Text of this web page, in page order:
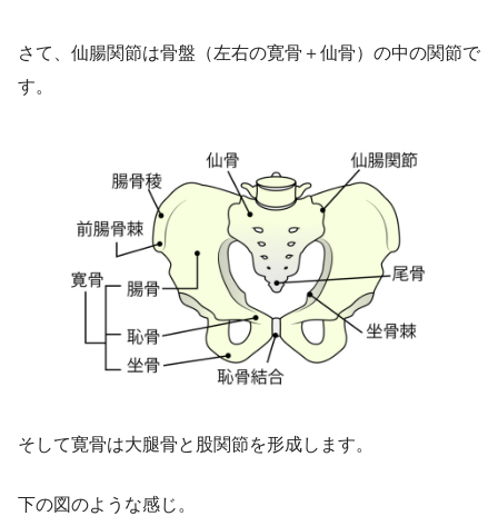
さて、仙腸関節は骨盤（左右の寛骨＋仙骨）の中の関節で
す。
そして寛骨は大腿骨と股関節を形成します。
下の図のような感じ。